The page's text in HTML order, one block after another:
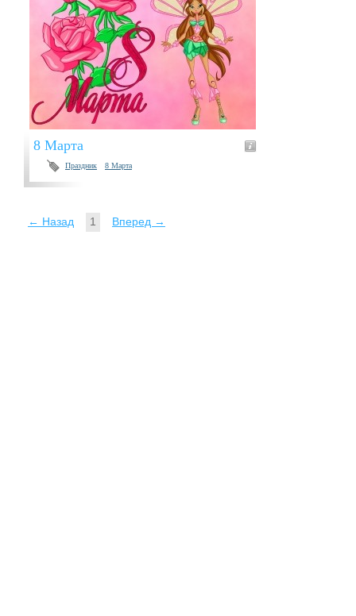
8 Марта
Праздник 8 Марта
← Назад 1 Вперед →